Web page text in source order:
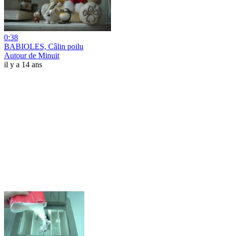
0:38
BABIOLES, Câlin poilu
Autour de Minuit
il y a 14 ans